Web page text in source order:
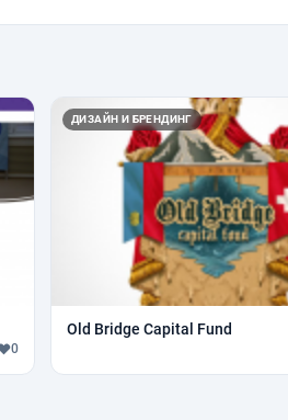
0
ДИЗАЙН И БРЕНДИНГ
Old Bridge Capital Fund